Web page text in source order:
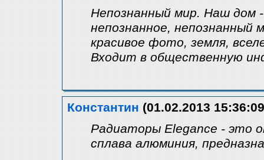
Непознанный мир. Наш дом
непознанное, непознанный
красивое фото, земля,
Входит в общественную
Константин (01.02.2013
Радиаторы Elegance - это
сплава алюминия,